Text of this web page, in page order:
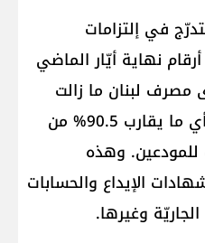
في إلتزامات
نهاية أيّار الماضي
لبنان ما زالت
تتجاوز 81.64 مليار دولار، أي ما يقارب 90.5% من
للمودعين. وهذه
الإيداع والحسابات
وغيرها.